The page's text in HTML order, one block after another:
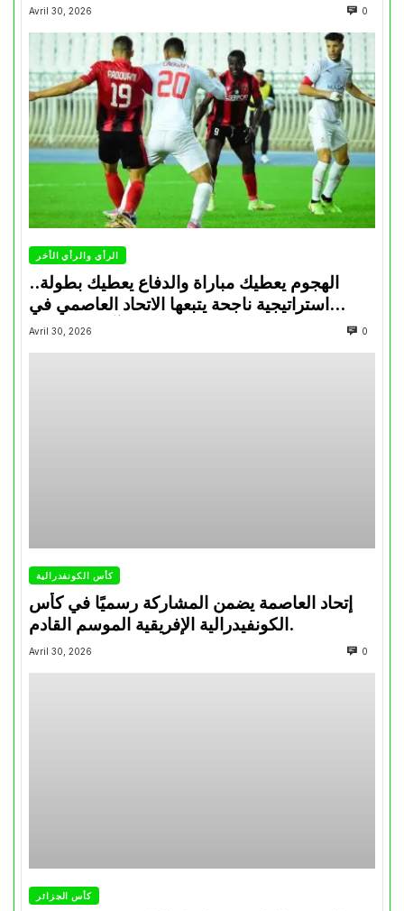
Avril 30, 2026 0
الرأي والرأي الأخر
الهجوم يعطيك مباراة والدفاع يعطيك بطولة..
استراتيجية ناجحة يتبعها الاتحاد العاصمي في
تتويجاته آخر السنوات
Avril 30, 2026 0
كأس الكونفدرالية
إتحاد العاصمة يضمن المشاركة رسميًا في كأس
الكونفيدرالية الإفريقية الموسم القادم.
Avril 30, 2026 0
كأس الجزائر